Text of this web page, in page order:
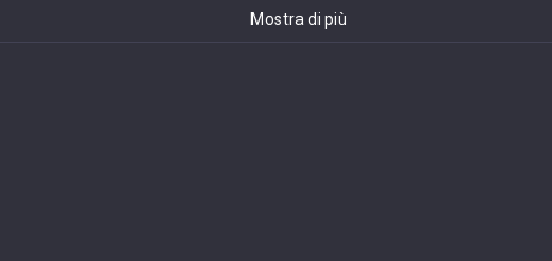
Mostra di più